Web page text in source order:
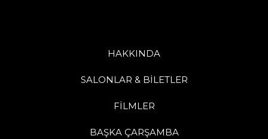
HAKKINDA
SALONLAR & BİLETLER
FİLMLER
BAŞKA ÇARŞAMBA